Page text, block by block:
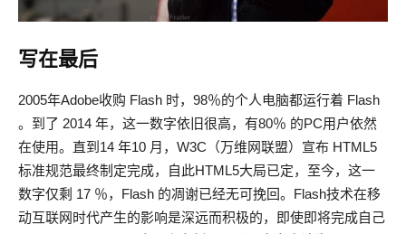
写在最后
2005年Adobe收购 Flash 时，98％的个人电脑都运行着 Flash
。到了 2014 年，这一数字依旧很高，有80％ 的PC用户依然
在使用。直到14 年10 月，W3C（万维网联盟）宣布 HTML5
标准规范最终制定完成，自此HTML5大局已定，至今，这一
数字仅剩 17 ％，Flash 的凋谢已经无可挽回。Flash技术在移
动互联网时代产生的影响是深远而积极的，即使即将完成自己